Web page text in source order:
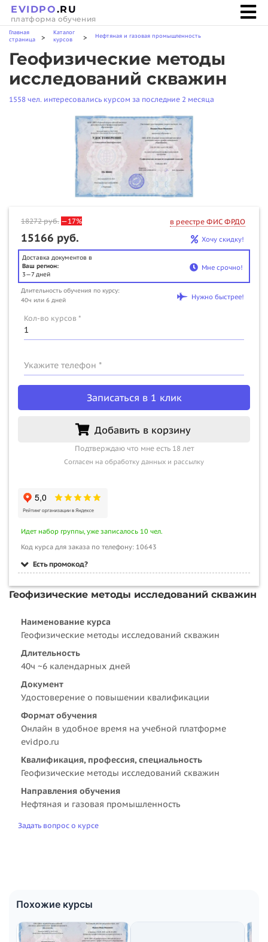
EVIDPO.RU
платформа обучения
Главная
страница
>
Каталог
курсов
> Нефтяная и газовая промышленность
Геофизические методы
исследований скважин
1558 чел. интересовались курсом за последние 2 месяца
18272руб. —17% в реестре ФИС ФРДО
15166 руб. Хочу скидку!
Доставка документов в
Ваш регион:
3—7 дней
Мне срочно!
Длительность обучения по курсу:
40ч или 6 дней
Нужно быстрее!
Кол-во курсов *
Укажите телефон *
Записаться в 1 клик
Добавить в корзину
Подтверждаю что мне есть 18 лет
Согласен на обработку данных и рассылку
Идет набор группы, уже записалось 10 чел.
Код курса для заказа по телефону: 10643
Есть промокод?
Геофизические методы исследований скважин
Наименование курса
Геофизические методы исследований скважин
Длительность
40ч ~6 календарных дней
Документ
Удостоверение о повышении квалификации
Формат обучения
Онлайн в удобное время на учебной платформе
evidpo.ru
Квалификация, профессия, специальность
Геофизические методы исследований скважин
Направления обучения
Нефтяная и газовая промышленность
Задать вопрос о курсе
Похожие курсы